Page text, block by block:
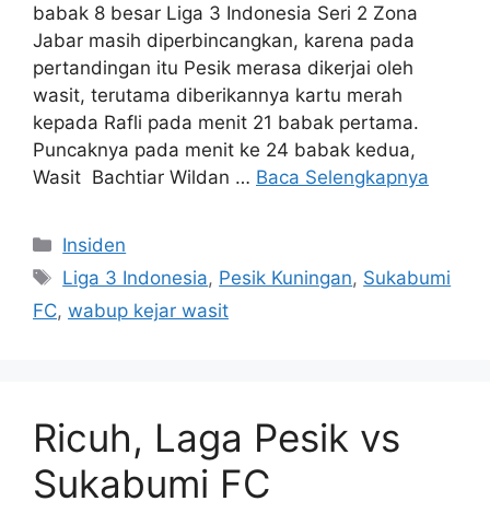
babak 8 besar Liga 3 Indonesia Seri 2 Zona
Jabar masih diperbincangkan, karena pada
pertandingan itu Pesik merasa dikerjai oleh
wasit, terutama diberikannya kartu merah
kepada Rafli pada menit 21 babak pertama.
Puncaknya pada menit ke 24 babak kedua,
Wasit Bachtiar Wildan … Baca Selengkapnya
Kategori
Insiden
Tag
Liga 3 Indonesia, Pesik Kuningan, Sukabumi
FC, wabup kejar wasit
Ricuh, Laga Pesik vs
Sukabumi FC